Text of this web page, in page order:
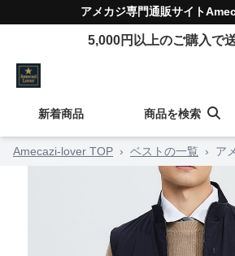
アメカジ専門通販サイト
5,000円以上のご購入で
新着商品 商品を検索
Amecazi-lover TOP › ベストの一覧 › ア